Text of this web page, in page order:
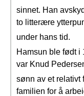
sinnet. Han
to litterære
under hans tid.
Hamsun ble født i
var Knud
sønn av et relativt
familien for å